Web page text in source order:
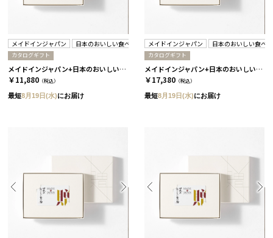
メイドインジャパン 日本のおいしい食べ物
カタログギフト
メイドインジャパン+日本のおいしい食べ物 / C MJ16＋茜
￥11,880 （税込）
最短8月19日(水)にお届け
メイドインジャパン 日本のおいしい食べ物
カタログギフト
メイドインジャパン+日本のおいしい食べ物 / C MJ19＋藤
￥17,380 （税込）
最短8月19日(水)にお届け